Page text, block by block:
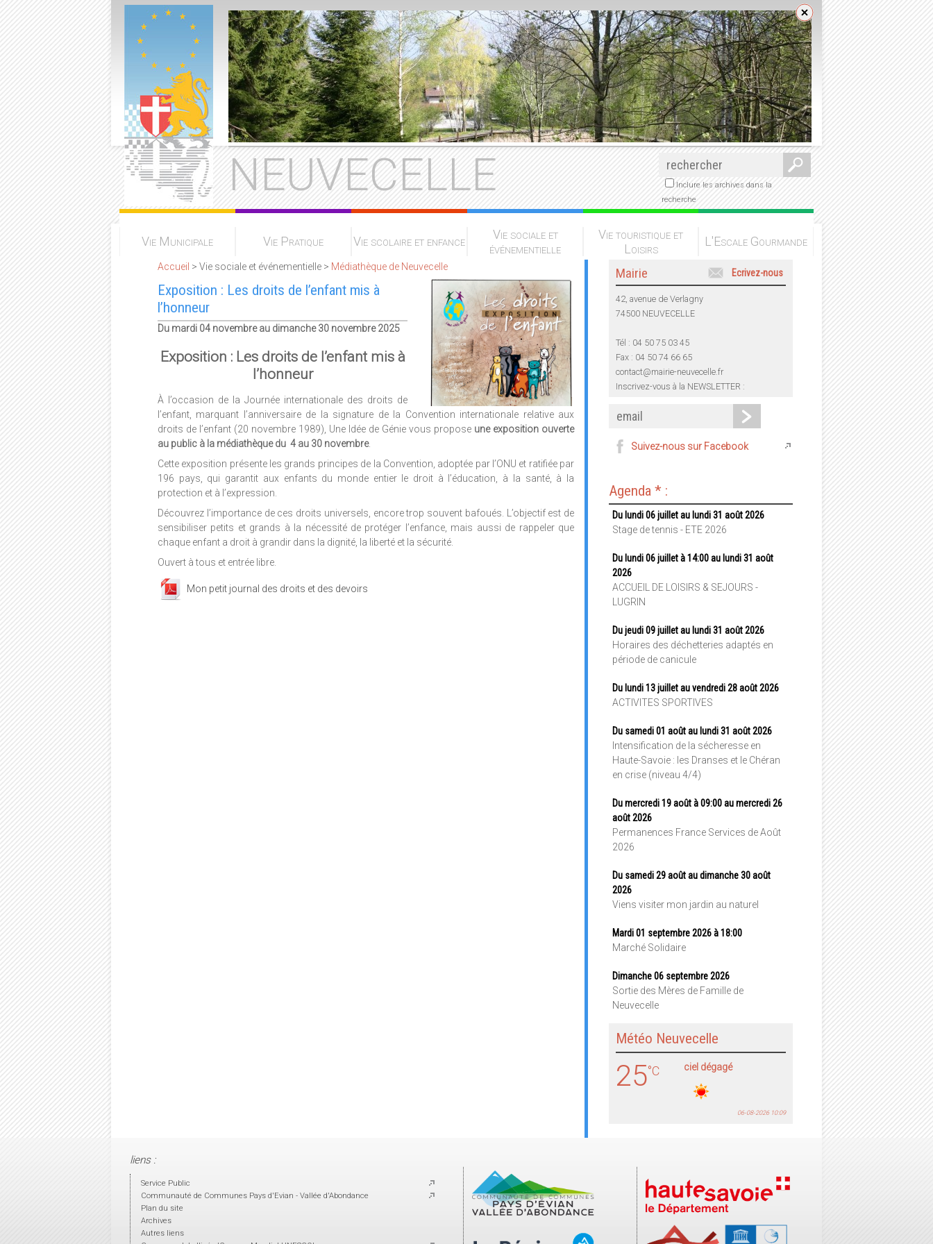
NEUVECELLE
Inclure les archives dans la
recherche
Vie Municipale Vie Pratique Vie scolaire et enfance
Vie sociale et
événementielle
Vie touristique et
Loisirs
L'Escale Gourmande
Accueil > Vie sociale et événementielle > Médiathèque de Neuvecelle
Exposition : Les droits de l’enfant mis à
l’honneur
Du mardi 04 novembre au dimanche 30 novembre 2025
Exposition : Les droits de l’enfant mis à
l’honneur
À l’occasion de la Journée internationale des droits de
l’enfant, marquant l’anniversaire de la signature de la Convention internationale relative aux
droits de l’enfant (20 novembre 1989), Une Idée de Génie vous propose une exposition ouverte
au public à la médiathèque du 4 au 30 novembre.
Cette exposition présente les grands principes de la Convention, adoptée par l’ONU et ratifiée par
196 pays, qui garantit aux enfants du monde entier le droit à l’éducation, à la santé, à la
protection et à l’expression.
Découvrez l’importance de ces droits universels, encore trop souvent bafoués. L’objectif est de
sensibiliser petits et grands à la nécessité de protéger l’enfance, mais aussi de rappeler que
chaque enfant a droit à grandir dans la dignité, la liberté et la sécurité.
Ouvert à tous et entrée libre.
Mon petit journal des droits et des devoirs
Mairie Ecrivez-nous
42, avenue de Verlagny
74500 NEUVECELLE
Tél : 04 50 75 03 45
Fax : 04 50 74 66 65
contact@mairie-neuvecelle.fr
Inscrivez-vous à la NEWSLETTER :
Suivez-nous sur Facebook
Agenda * :
Du lundi 06 juillet au lundi 31 août 2026
Stage de tennis - ETE 2026
Du lundi 06 juillet à 14:00 au lundi 31 août
2026
ACCUEIL DE LOISIRS & SEJOURS -
LUGRIN
Du jeudi 09 juillet au lundi 31 août 2026
Horaires des déchetteries adaptés en
période de canicule
Du lundi 13 juillet au vendredi 28 août 2026
ACTIVITES SPORTIVES
Du samedi 01 août au lundi 31 août 2026
Intensification de la sécheresse en
Haute-Savoie : les Dranses et le Chéran
en crise (niveau 4/4)
Du mercredi 19 août à 09:00 au mercredi 26
août 2026
Permanences France Services de Août
2026
Du samedi 29 août au dimanche 30 août
2026
Viens visiter mon jardin au naturel
Mardi 01 septembre 2026 à 18:00
Marché Solidaire
Dimanche 06 septembre 2026
Sortie des Mères de Famille de
Neuvecelle
Météo Neuvecelle
ciel dégagé
25°C
06-08-2026 10:09
liens :
Service Public
Communauté de Communes Pays d'Evian - Vallée d'Abondance
Plan du site
Archives
Autres liens